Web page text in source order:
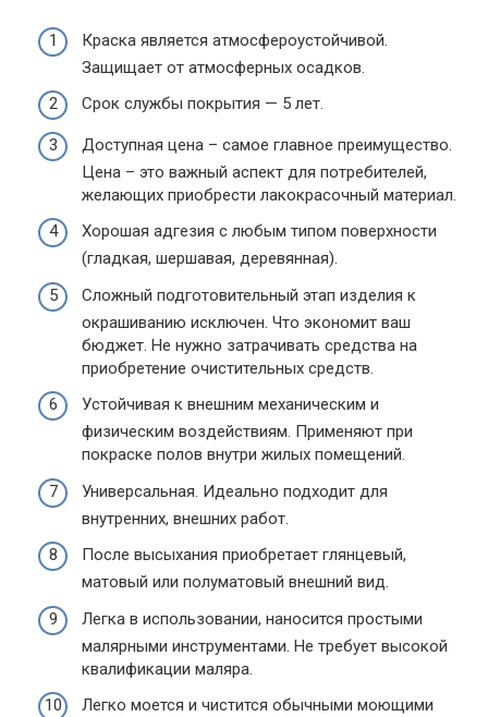
Краска является атмосфероустойчивой.
Защищает от атмосферных осадков.
Срок службы покрытия — 5 лет.
Доступная цена – самое главное преимущество.
Цена – это важный аспект для потребителей,
желающих приобрести лакокрасочный материал.
Хорошая адгезия с любым типом поверхности
(гладкая, шершавая, деревянная).
Сложный подготовительный этап изделия к
окрашиванию исключен. Что экономит ваш
бюджет. Не нужно затрачивать средства на
приобретение очистительных средств.
Устойчивая к внешним механическим и
физическим воздействиям. Применяют при
покраске полов внутри жилых помещений.
Универсальная. Идеально подходит для
внутренних, внешних работ.
После высыхания приобретает глянцевый,
матовый или полуматовый внешний вид.
Легка в использовании, наносится простыми
малярными инструментами. Не требует высокой
квалификации маляра.
Легко моется и чистится обычными моющими